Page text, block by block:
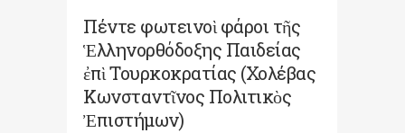
Πέντε φωτεινοὶ φάροι τῆς
Ἑλληνορθόδοξης Παιδείας
ἐπὶ Τουρκοκρατίας (Χολέβας
Κωνσταντῖνος Πολιτικὸς
Ἐπιστήμων)